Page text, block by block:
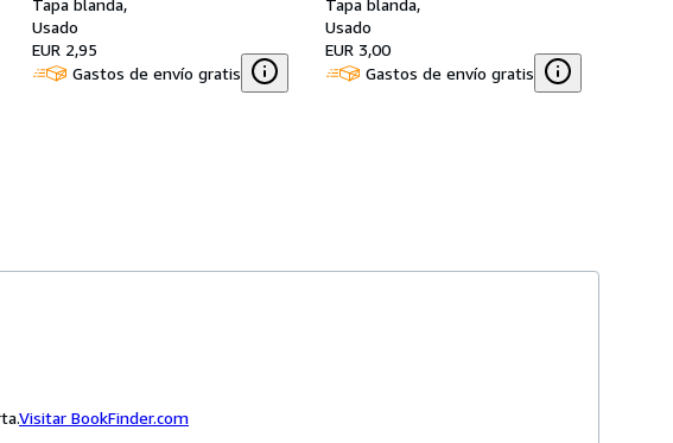
Tapa blanda
Usado
EUR 2,95
Gastos de envío gratis
Tapa blanda
Usado
EUR 3,00
Gastos de envío gratis
Visitar BookFinder.com